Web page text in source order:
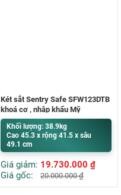
Két sắt Sentry Safe SFW123DTB
khoá cơ , nhập khẩu Mỹ
Khối lượng: 38.9kg
Cao 45.3 x rộng 41.5 x sâu
49.1 cm
Giá giảm: 19.730.000 ₫
Giá gốc:
20.000.000₫